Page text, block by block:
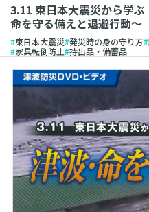
3.11 東日本大震災から学
命を守る備えと退避行動〜
東日本大震災 発災時の身の守り方
家具転倒防止 持出品・備蓄品